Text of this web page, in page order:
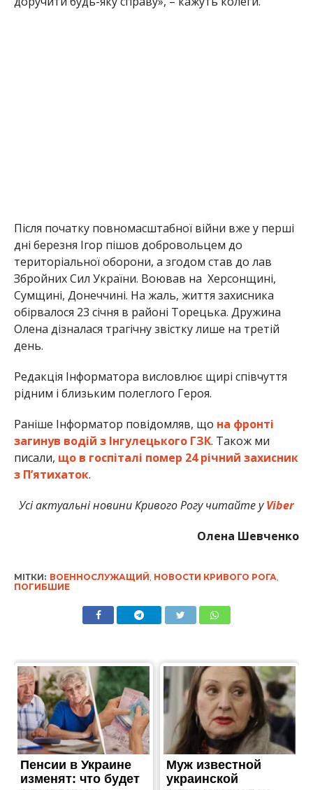
Після початку повномасштабної війни вже у перші
дні березня Ігор пішов добровольцем до
територіальної оборони, а згодом став до лав
Збройних Сил України. Воював на Херсонщині,
Сумщині, Донеччині. На жаль, життя захисника
обірвалося 23 січня в районі Торецька. Дружина
Олена дізналася трагічну звістку лише на третій
день.
Редакція Інформатора висловлює щирі співчуття
рідним і близьким полеглого Героя.
Раніше Інформатор повідомляв, що на фронті
загинув водій з Інгулецького ГЗК. Також ми
писали, що в госпіталі помер 24 річний захисник
з Пʼятихаток.
Усі актуальні новини Кривого Рогу читайте уViber
Олена Шевченко
МІТКИ: ВОЕННОСЛУЖАЩИЙ НОВОСТИ КРИВОГО РОГА
ПОГИБШИЕ